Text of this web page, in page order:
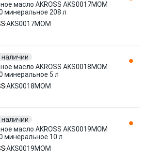
масло AKROSS AKS0017MOM
минеральное 208 л
AKS0017MOM
наличии
масло AKROSS AKS0018MOM
минеральное 5 л
AKS0018MOM
наличии
масло AKROSS AKS0019MOM
минеральное 10 л
AKS0019MOM